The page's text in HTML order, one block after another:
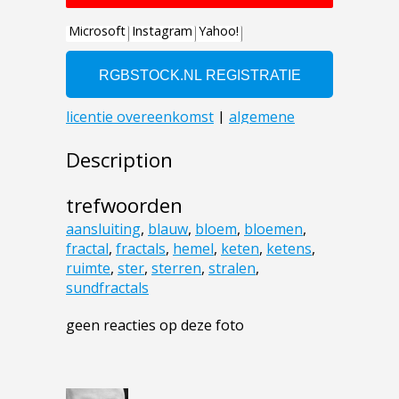
Description
trefwoorden
aansluiting, blauw, bloem, bloemen,
fractal, fractals, hemel, keten, ketens,
ruimte, ster, sterren, stralen,
sundfractals
geen reacties op deze foto